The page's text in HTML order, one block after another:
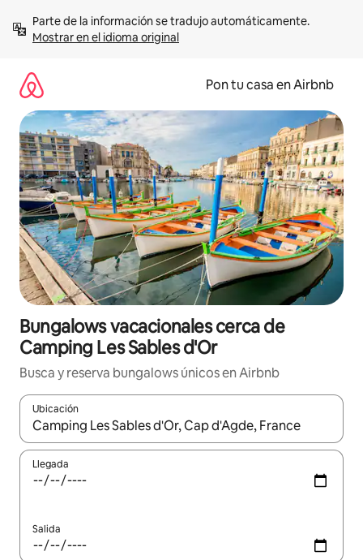
contenidoMostrar en el idioma original
Pon tu casa en Airbnb
Bungalows vacacionales cerca de
Camping Les Sables d'Or
Busca y reserva bungalows únicos en Airbnb
Ubicación
Cuando los resultados estén disponibles, navega con las
Llegada
Salida